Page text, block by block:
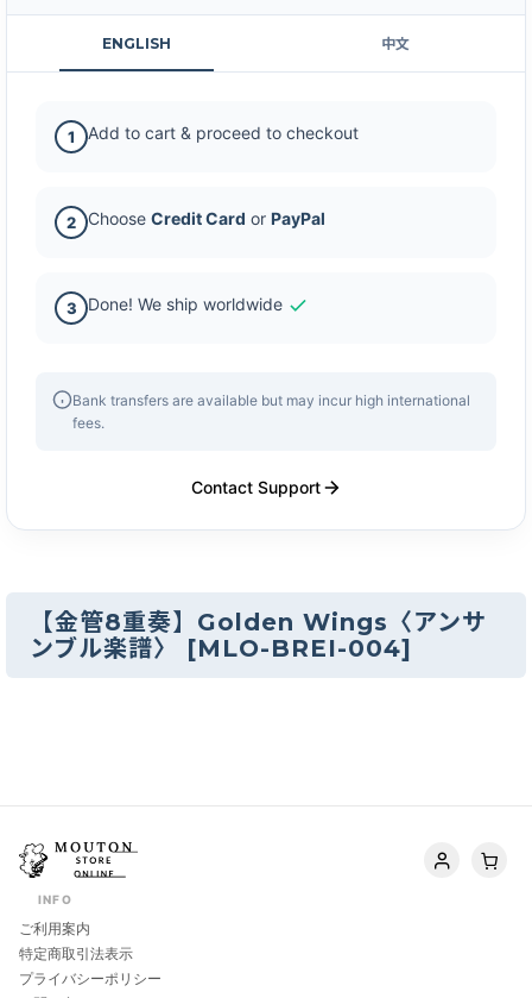
【金管8重奏】Golden Wings〈アンサ
ンブル楽譜〉
[MLO-BREI-004]
ENGLISH 中文
1 Add to cart & proceed to checkout
2 Choose Credit Card or PayPal
3 Done! We ship worldwide
Bank transfers are available but may incur high international
fees.
Contact Support
INFO
ご利用案内
特定商取引法表示
プライバシーポリシー